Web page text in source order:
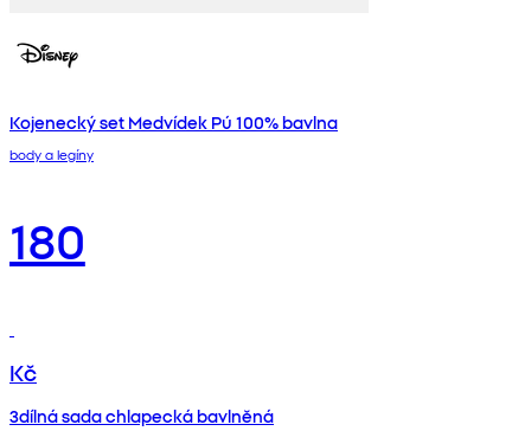
Kojenecký set Medvídek Pú 100% bavlna
body a legíny
180
Kč
3dílná sada chlapecká bavlněná